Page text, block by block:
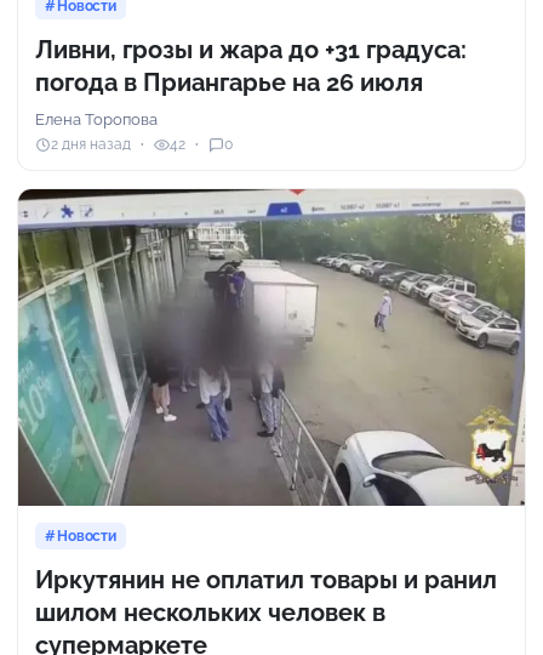
Новости
Ливни, грозы и жара до +31 градуса:
погода в Приангарье на 26 июля
Елена Торопова
2 дня назад 42 0
Новости
Иркутянин не оплатил товары и ранил
шилом нескольких человек в
супермаркете